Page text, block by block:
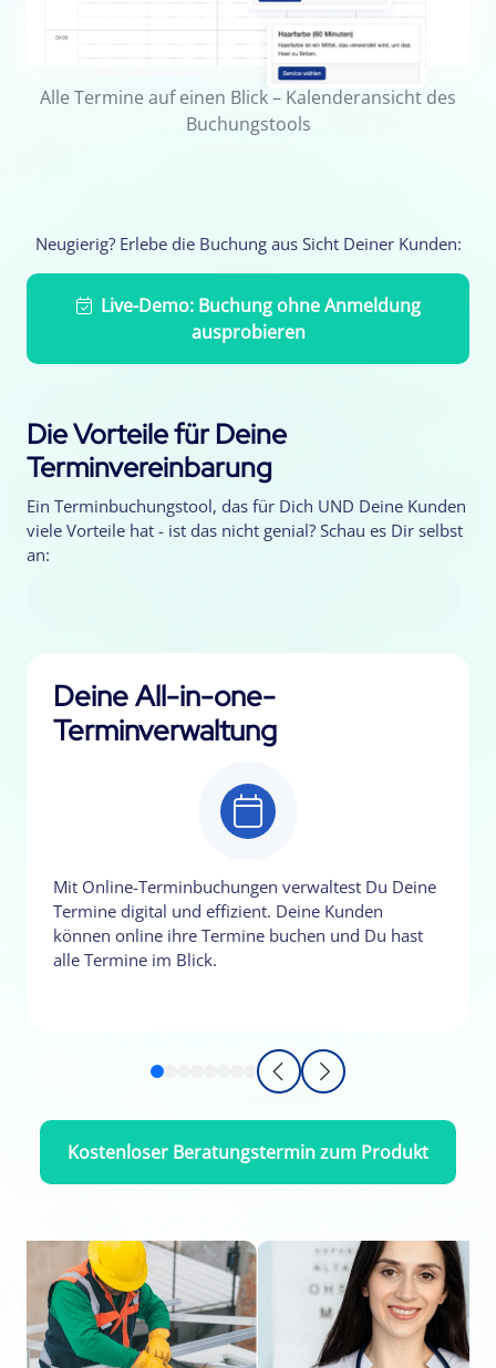
Alle Termine auf einen Blick – Kalenderansicht des
Buchungstools
Neugierig? Erlebe die Buchung aus Sicht Deiner Kunden:
Live-Demo: Buchung ohne Anmeldung
ausprobieren
Die Vorteile für Deine
Terminvereinbarung
Ein Terminbuchungstool, das für Dich UND Deine Kunden
viele Vorteile hat - ist das nicht genial? Schau es Dir selbst
an:
Deine All-in-one-
Terminverwaltung
Mit Online-Terminbuchungen verwaltest Du Deine
Termine digital und effizient. Deine Kunden
können online ihre Termine buchen und Du hast
alle Termine im Blick.
Kostenloser Beratungstermin zum Produkt